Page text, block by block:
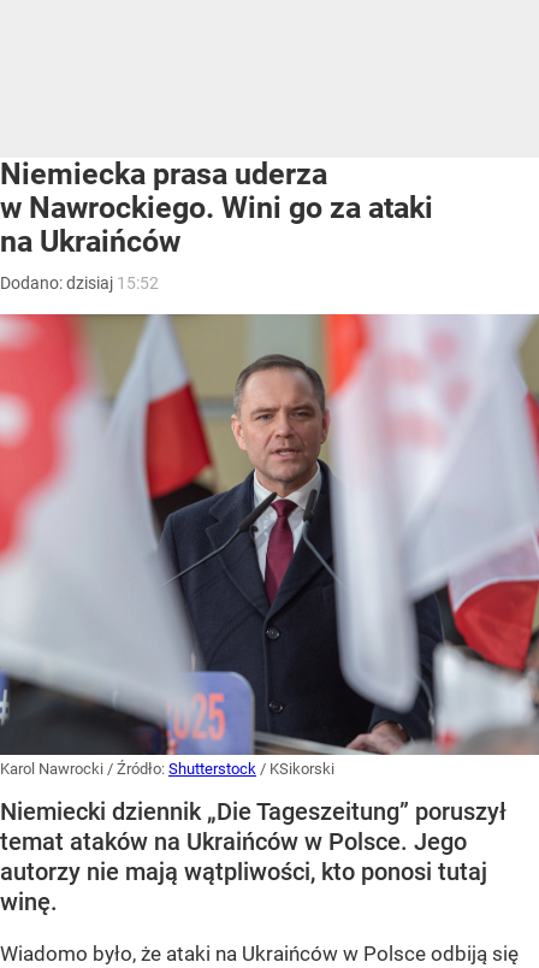
Niemiecka prasa uderza
w Nawrockiego. Wini go za ataki
na Ukraińców
Dodano:dzisiaj 15:52
Karol Nawrocki / Źródło: Shutterstock / KSikorski
Niemiecki dziennik „Die Tageszeitung” poruszył
temat ataków na Ukraińców w Polsce. Jego
autorzy nie mają wątpliwości, kto ponosi tutaj
winę.
Wiadomo było, że ataki na Ukraińców w Polsce odbiją się